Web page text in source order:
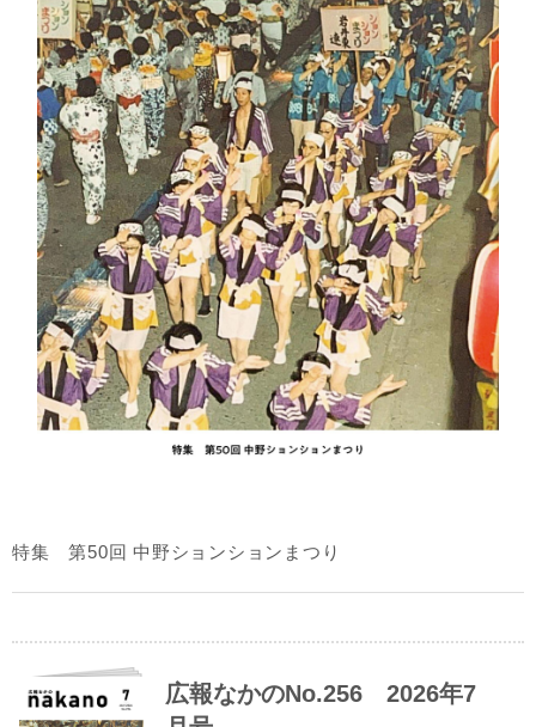
特集 第50回 中野ションションまつり
広報なかのNo.256 2026年7